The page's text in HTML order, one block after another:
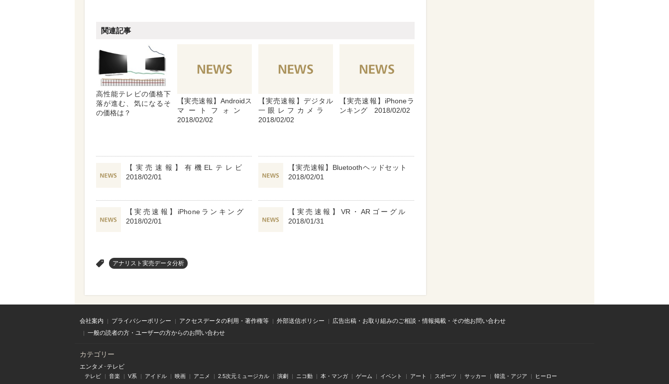
関連記事
高性能テレビの価格下
落が進む、気になるそ
の価格は？
【実売速報】Androidス
マートフォン
2018/02/02
【実売速報】デジタル
一眼レフカメラ
2018/02/02
【実売速報】iPhoneラ
ンキング 2018/02/02
【実売速報】有機ELテレビ
2018/02/01
【実売速報】Bluetoothヘッドセット
2018/02/01
【実売速報】iPhoneランキング
2018/02/01
【実売速報】VR・ARゴーグル
2018/01/31
アナリスト実売データ分析
会社案内 プライバシーポリシー アクセスデータの利用・著作権等 外部送信ポリシー
広告出稿・お取り組みのご相談・情報掲載・その他お問い合わせ
一般の読者の方・ユーザーの方からのお問い合わせ
カテゴリー
エンタメ･テレビ
テレビ 音楽 V系 アイドル 映画 アニメ 2.5次元ミュージカル 演劇 ニコ動 本・マンガ ゲーム イベント アート スポーツ サッカー 韓流・アジア ヒーロー